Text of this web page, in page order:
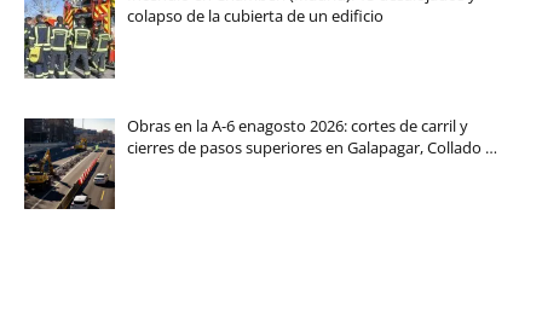
colapso de la cubierta de un edificio
Obras en la A-6 enagosto 2026: cortes de carril y
cierres de pasos superiores en Galapagar, Collado …